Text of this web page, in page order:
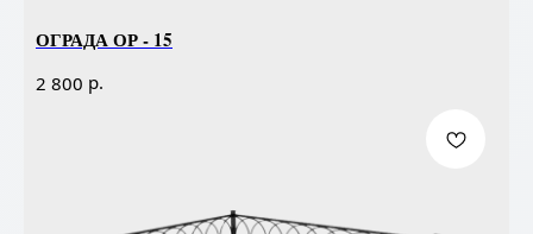
ОГРАДА ОР - 15
2 800 р.